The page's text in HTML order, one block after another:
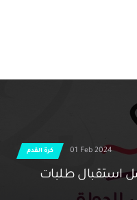
كرة القدم 01 Feb 2024
استقبال طلبات